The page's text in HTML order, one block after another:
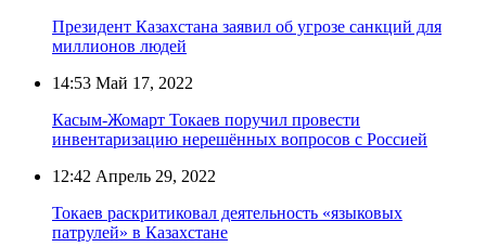
Президент Казахстана заявил об угрозе санкций для
миллионов людей
14:53 Май 17, 2022
Касым-Жомарт Токаев поручил провести
инвентаризацию нерешённых вопросов с Россией
12:42 Апрель 29, 2022
Токаев раскритиковал деятельность «языковых
патрулей» в Казахстане